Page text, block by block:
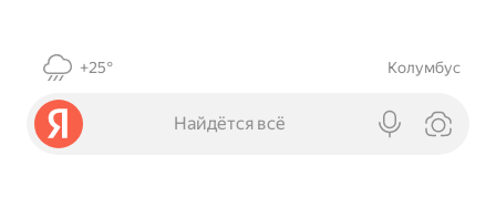
+25° Колумбус
Найдётся всё